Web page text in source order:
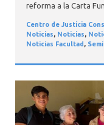
reforma a la Carta
Centro de Justicia
Noticias, Noticias,
Noticias Facultad,